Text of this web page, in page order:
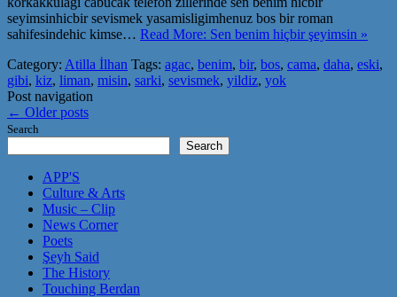
seyimsinhicbir sevismek yasamisligimhenuz bos bir roman
sahifesindehic kimse… Read More: Sen benim hiçbir şeyimsin »
Category: Atilla İlhan Tags: agac, benim, bir, bos, cama, daha, eski,
gibi, kiz, liman, misin, sarki, sevismek, yildiz, yok
Post navigation
← Older posts
Search
Search
APP'S
Culture & Arts
Music – Clip
News Corner
Poets
Şeyh Said
The History
Touching Berdan